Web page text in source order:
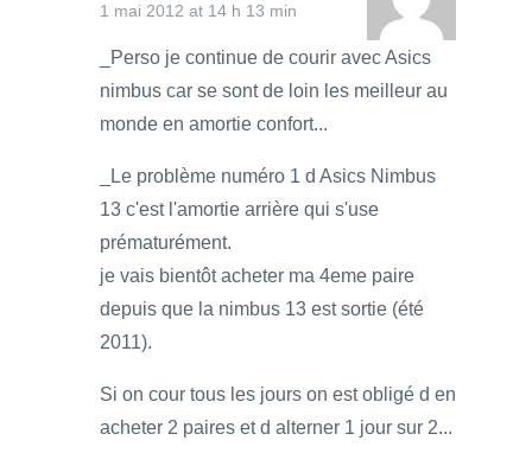
1 mai 2012 at 14 h 13 min
_Perso je continue de courir avec Asics
nimbus car se sont de loin les meilleur au
monde en amortie confort...
_Le problème numéro 1 d Asics Nimbus
13 c'est l'amortie arrière qui s'use
prématurément.
je vais bientôt acheter ma 4eme paire
depuis que la nimbus 13 est sortie (été
2011).
Si on cour tous les jours on est obligé d en
acheter 2 paires et d alterner 1 jour sur 2...